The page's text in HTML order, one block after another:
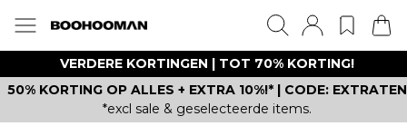
VERDERE KORTINGEN | TOT 70% KORTING!
50% KORTING OP ALLES + EXTRA 10%!* | CODE: EXTRATEN
*excl sale & geselecteerde items.